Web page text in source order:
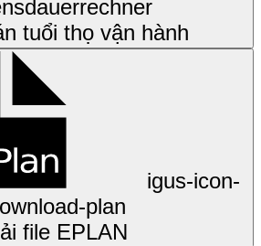
tuổi thọ vận hành
igus-icon-
plan
file EPLAN